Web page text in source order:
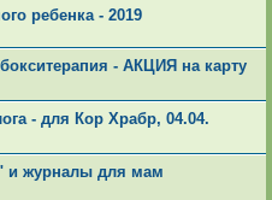
ребенка - 2019
- АКЦИЯ на карту
- для Кор Храбр, 04.04.
и журналы для мам